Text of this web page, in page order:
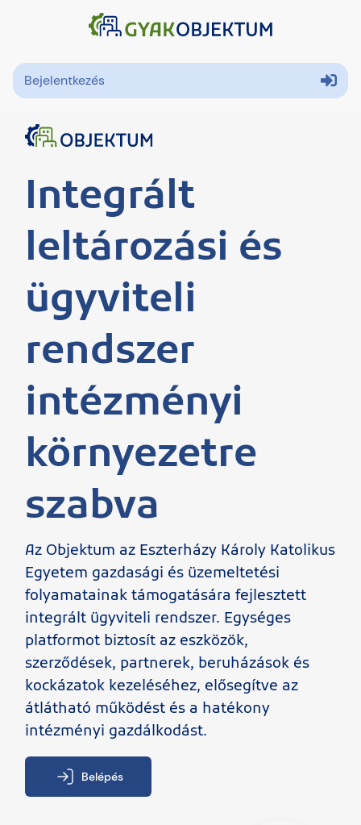
Bejelentkezés
Integrált
leltározási és
ügyviteli
rendszer
intézményi
környezetre
szabva
Az Objektum az Eszterházy Károly Katolikus
Egyetem gazdasági és üzemeltetési
folyamatainak támogatására fejlesztett
integrált ügyviteli rendszer. Egységes
platformot biztosít az eszközök,
szerződések, partnerek, beruházások és
kockázatok kezeléséhez, elősegítve az
átlátható működést és a hatékony
intézményi gazdálkodást.
Belépés